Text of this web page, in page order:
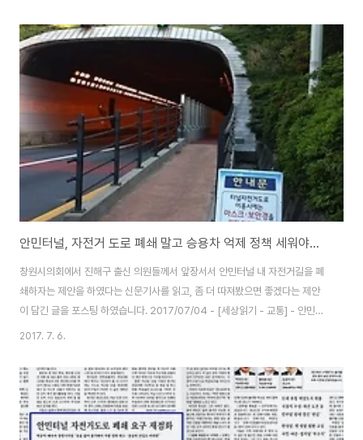
는 사고가 났던 그 길을 다시 자전거를 타고 갈 수 있을지 자신이 없습니다. 초
등학교 1학년 때 처음 자전거를 타기 시작하였으니 자전거 운전 경력만 45년
쯤 되는 것 같습니다. 슈퍼마켓 짐 자전거로 처음 자전거를 배웠고, 신사용 자전
거와 어린이 자전거를 두루 섭렵하였으며, 10여 년 전부터 MTB와 로드는 스
포츠 레저용으로 미니벨로는..
안민터널, 자전거 도로 폐쇄 말고 승용차 억제 정책 세워야...
창원시의회에서 진해구 출신 의원들께서 앞장서서 안민터널 내 자전거길을 폐
쇄하자는 제안을 하였다는 신문기사를 읽고, 좀 더 따져봤으면 좋겠다는 제안
이 담긴 글을 포스팅 하였습니다. 2017/07/04 - [세상읽기 - 교통] - 안민터
널 자전거도로 폐쇄 더 따져봐야~ 좀 더 따져보자는 제안의 첫 번째 이유는 한
이지만, 실상 행정구역이 합쳐진 후 옛 창원, 마산, 진해를 연결하는 자전거 도
로는 그야말로 위험하기 짝이 없는 현실을 먼저 좀 알아달라는 것입니다. 앞서
쓴 글에서 걷는 사람과 자전거 타는 사람에게 진해는 섬과 다름 없다고 하였는
데, 마산이나 창원에서 진해 도심으로 자전거를 타고 가는 길은 그야말로 위험
2017. 7. 6.